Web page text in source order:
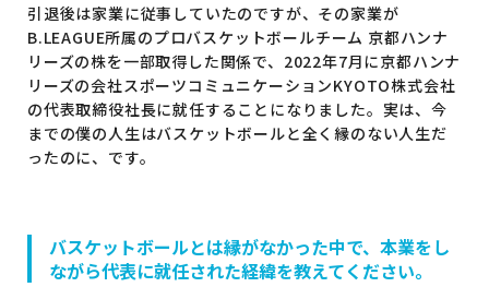
引退後は家業に従事していたのですが、その家業が
B.LEAGUE所属のプロバスケットボールチーム 京都ハンナ
リーズの株を一部取得した関係で、2022年7月に京都ハンナ
リーズの会社スポーツコミュニケーションKYOTO株式会社
の代表取締役社長に就任することになりました。実は、今
までの僕の人生はバスケットボールと全く縁のない人生だ
ったのに、です。
バスケットボールとは縁がなかった中で、本業をし
ながら代表に就任された経緯を教えてください。